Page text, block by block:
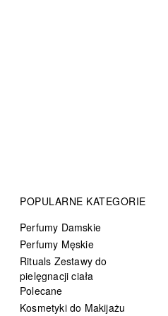
POPULARNE KATEGORIE
Perfumy Damskie
Perfumy Męskie
Rituals Zestawy do
pielęgnacji ciała
Polecane
Kosmetyki do Makijażu